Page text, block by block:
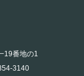
19番地の1
3140